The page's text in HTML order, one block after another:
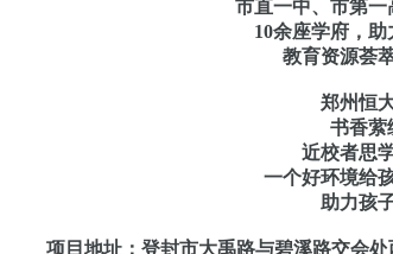
市直一中、市第
10余座学府，
教育资源荟
郑州恒
书香萦
近校者思
一个好环境给
助力孩
项目地址：登封市大禹路与碧溪路交会处